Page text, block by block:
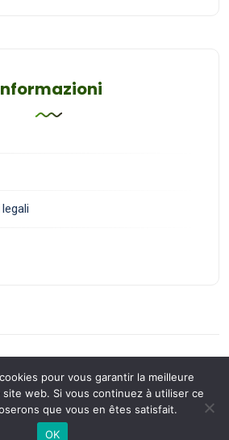
Back to Top
pour vous garantir la meilleure
web. Si vous continuez à utiliser ce
que vous en êtes satisfait.
OK